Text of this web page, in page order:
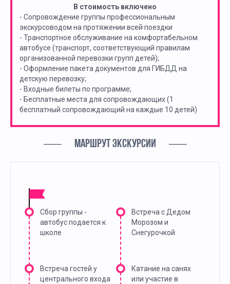
В стоимость включено
- Сопровождение группы профессиональным
экскурсоводом на протяжении всей поездки
- Транспортное обслуживание на комфортабельном
автобусе (транспорт, соответствующий правилам
организованной перевозки групп детей);
- Оформление пакета документов для ГИБДД на
детскую перевозку;
- Входные билеты по программе;
- Бесплатные места для сопровождающих (1
бесплатный сопровождающий на каждые 10 детей)
МАРШРУТ ЭКСКУРСИИ
Сбор группы -
автобус подается к
школе
Встреча гостей у
центрального входа
Встреча с Дедом
Морозом и
Снегурочкой
Катание на санях
или участие в